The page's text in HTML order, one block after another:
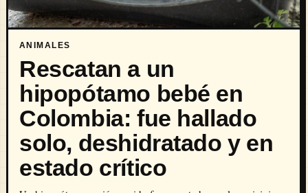
ANIMALES
Rescatan a un
hipopótamo bebé en
Colombia: fue hallado
solo, deshidratado y en
estado crítico